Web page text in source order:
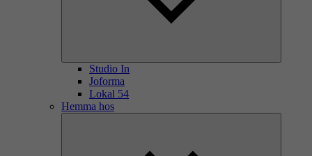
Studio In
Joforma
Lokal 54
Hemma hos